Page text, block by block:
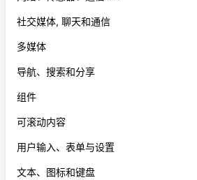
社交媒体, 聊天和通信
多媒体
导航、搜索和分享
组件
可滚动内容
用户输入、表单与设置
文本、图标和键盘